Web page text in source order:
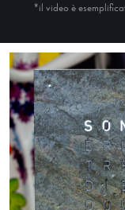
*il video è